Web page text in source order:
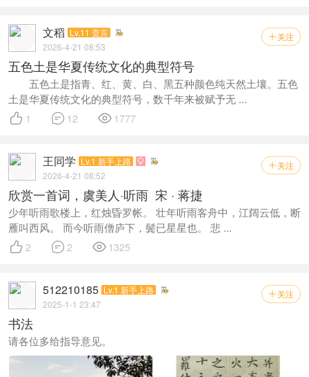
 关注
文稻 Lv.11 贵宾
2026-4-21 08:53
五色土是华夏传统文化的典型符号
五色土是指青、红、黄、白、黑五种颜色纯天然土壤。五色
土是华夏传统文化的典型符号，数千年来被赋予无 ...
 1  12  1777
 关注
王同学 Lv.1 新手上路 
2026-4-21 08:52
欣赏一首词，虞美人·听雨 宋 · 蒋捷
少年听雨歌楼上，红烛昏罗帐。 壮年听雨客舟中，江阔云低，断
雁叫西风。 而今听雨僧庐下，鬓已星星也。 悲 ...
 2  2  1325
 关注
512210185 Lv.1 新手上路
2025-1-1 23:47
书法
请各位多给指导意见。